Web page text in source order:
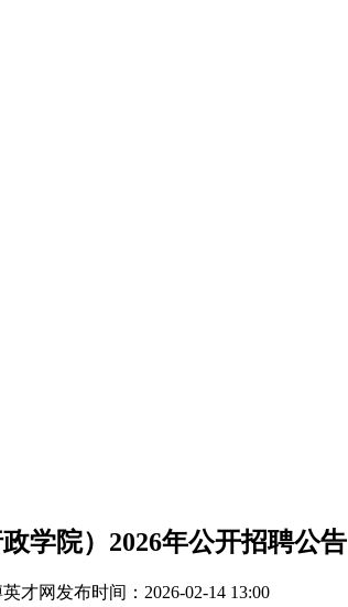
学院）2026年公开招聘公告
才网 发布时间：2026-02-14 13:00